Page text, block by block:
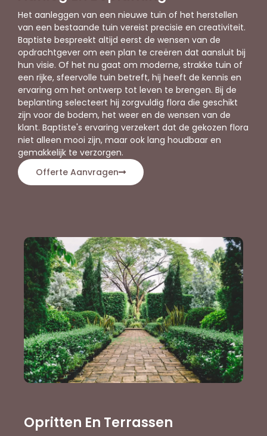
Het aanleggen van een nieuwe tuin of het herstellen
van een bestaande tuin vereist precisie en creativiteit.
Baptiste bespreekt altijd eerst de wensen van de
opdrachtgever om een plan te creëren dat aansluit bij
hun visie. Of het nu gaat om moderne, strakke tuin of
een rijke, sfeervolle tuin betreft, hij heeft de kennis en
ervaring om het ontwerp tot leven te brengen. Bij de
beplanting selecteert hij zorgvuldig flora die geschikt
zijn voor de bodem, het weer en de wensen van de
klant. Baptiste's ervaring verzekert dat de gekozen flora
niet alleen mooi zijn, maar ook lang houdbaar en
gemakkelijk te verzorgen.
Offerte Aanvragen
Opritten En Terrassen